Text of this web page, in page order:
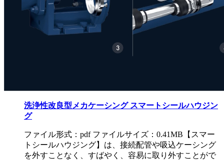
洗浄性改良型メカケーシング スマートシールハウジン
グ
ファイル形式：pdf ファイルサイズ：0.41MB 【スマー
トシールハウジング】は、接続配管や吸込ケーシング
を外すことなく、すばやく、容易に取り外すことがで